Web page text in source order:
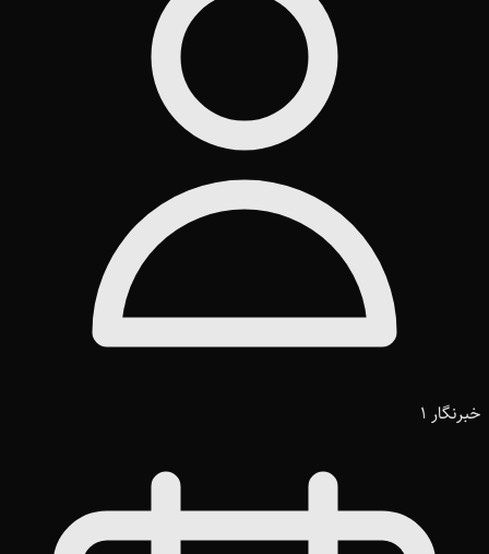
خبرنگار 1